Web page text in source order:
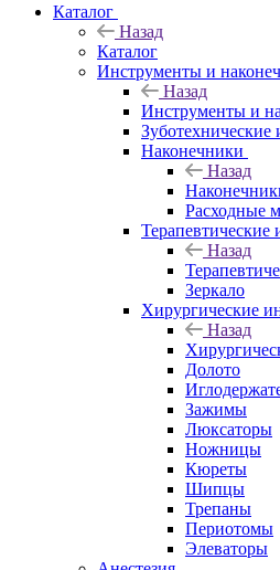
Каталог
Назад
Каталог
Инструменты и
Назад
Инструменты и
Зуботехнические
Наконечники
Назад
Расходные
Терапевтические
Назад
Зеркало
Хирургические
Назад
Долото
Зажимы
Люксаторы
Ножницы
Кюреты
Шипцы
Трепаны
Периотомы
Элеваторы